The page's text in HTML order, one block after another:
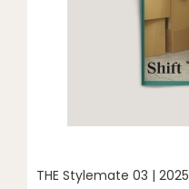
THE Stylemate 03 | 2025